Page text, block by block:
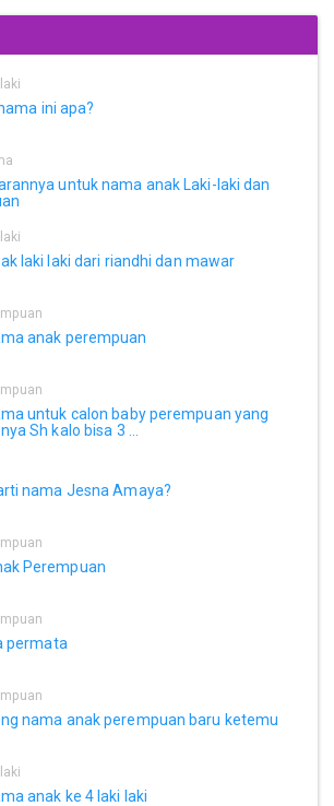
ini apa?
untuk nama anak Laki-laki dan
laki laki dari riandhi dan mawar
anak perempuan
untuk calon baby perempuan yang
Sh kalo bisa 3 ...
nama Jesna Amaya?
Perempuan
permata
nama anak perempuan baru ketemu
anak ke 4 laki laki